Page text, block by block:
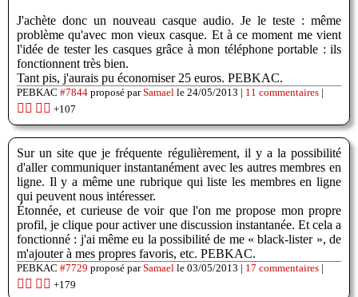
J'achète donc un nouveau casque audio. Je le teste : même
problème qu'avec mon vieux casque. Et à ce moment me vient
l'idée de tester les casques grâce à mon téléphone portable : ils
fonctionnent très bien.
Tant pis, j'aurais pu économiser 25 euros. PEBKAC.
PEBKAC #7844 proposé parSamael le 24/05/2013 | 11 commentaires |
👍🏽 👎🏽 +107
Sur un site que je fréquente régulièrement, il y a la possibilité
d'aller communiquer instantanément avec les autres membres en
ligne. Il y a même une rubrique qui liste les membres en ligne
qui peuvent nous intéresser.
Étonnée, et curieuse de voir que l'on me propose mon propre
profil, je clique pour activer une discussion instantanée. Et cela a
fonctionné : j'ai même eu la possibilité de me « black-lister », de
m'ajouter à mes propres favoris, etc. PEBKAC.
PEBKAC #7729 proposé parSamael le 03/05/2013 | 17 commentaires |
👍🏽 👎🏽 +179